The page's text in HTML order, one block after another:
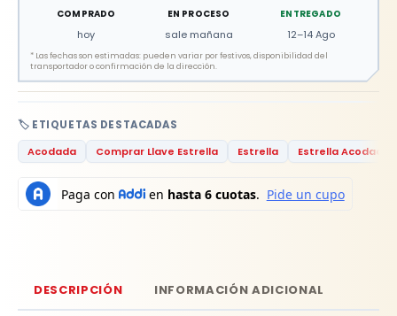
🏷️ ETIQUETAS DESTACADAS
Acodada
Comprar Llave Estrella Estrella Estrella Acodada
COMPRADO
hoy
EN PROCESO
sale mañana
ENTREGADO
12–14 Ago
* Las fechas son estimadas: pueden variar por festivos, disponibilidad del
transportador o confirmación de la dirección.
DESCRIPCIÓN INFORMACIÓN ADICIONAL